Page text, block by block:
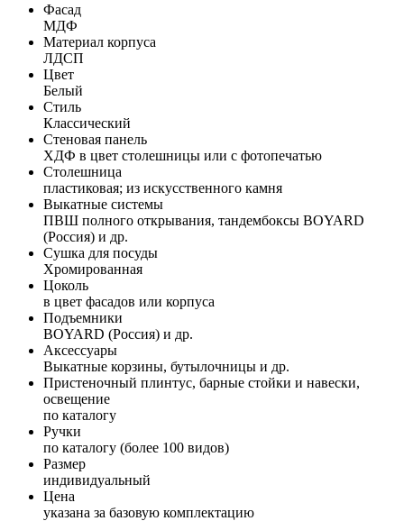
Фасад
МДФ
Материал корпуса
ЛДСП
Цвет
Белый
Стиль
Классический
Стеновая панель
ХДФ в цвет столешницы или с фотопечатью
Столешница
пластиковая; из искусственного камня
Выкатные системы
ПВШ полного открывания, тандембоксы BOYARD
(Россия) и др.
Сушка для посуды
Хромированная
Цоколь
в цвет фасадов или корпуса
Подъемники
BOYARD (Россия) и др.
Аксессуары
Выкатные корзины, бутылочницы и др.
Пристеночный плинтус, барные стойки и навески,
освещение
по каталогу
Ручки
по каталогу (более 100 видов)
Размер
индивидуальный
Цена
указана за базовую комплектацию